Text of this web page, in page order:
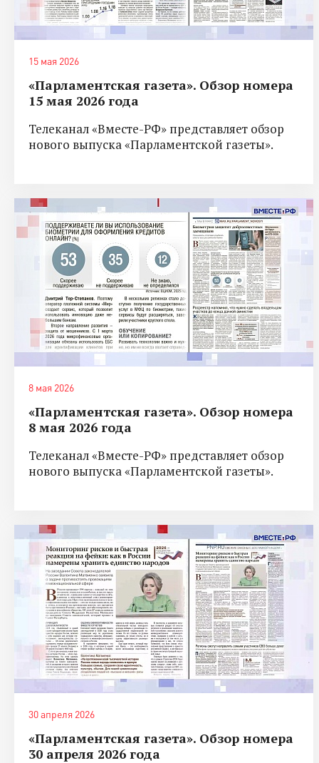
15 мая 2026
«Парламентская газета». Обзор номера
15 мая 2026 года
Телеканал «Вместе-РФ» представляет обзор
нового выпуска «Парламентской газеты».
8 мая 2026
«Парламентская газета». Обзор номера
8 мая 2026 года
Телеканал «Вместе-РФ» представляет обзор
нового выпуска «Парламентской газеты».
30 апреля 2026
«Парламентская газета». Обзор номера
30 апреля 2026 года